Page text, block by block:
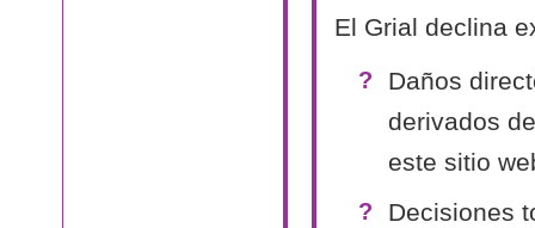
El Grial declina
Daños
derivados
este sitio
Decisiones